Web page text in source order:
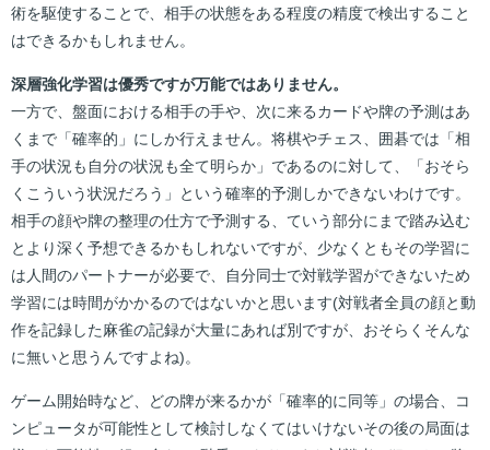
術を駆使することで、相手の状態をある程度の精度で検出すること
はできるかもしれません。
深層強化学習は優秀ですが万能ではありません。
一方で、盤面における相手の手や、次に来るカードや牌の予測はあ
くまで「確率的」にしか行えません。将棋やチェス、囲碁では「相
手の状況も自分の状況も全て明らか」であるのに対して、「おそら
くこういう状況だろう」という確率的予測しかできないわけです。
相手の顔や牌の整理の仕方で予測する、ていう部分にまで踏み込む
とより深く予想できるかもしれないですが、少なくともその学習に
は人間のパートナーが必要で、自分同士で対戦学習ができないため
学習には時間がかかるのではないかと思います(対戦者全員の顔と動
作を記録した麻雀の記録が大量にあれば別ですが、おそらくそんな
に無いと思うんですよね)。
ゲーム開始時など、どの牌が来るかが「確率的に同等」の場合、コ
ンピュータが可能性として検討しなくてはいけないその後の局面は